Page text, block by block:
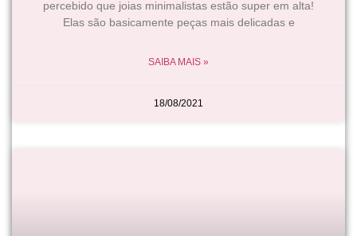
percebido que joias minimalistas estão super em alta!
Elas são basicamente peças mais delicadas e
SAIBA MAIS »
18/08/2021